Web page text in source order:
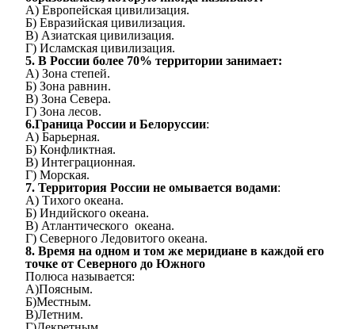
А) Европейская цивилизация.
Б) Евразийская цивилизация.
В) Азиатская цивилизация.
Г) Исламская цивилизация.
5. В России более 70% территории занимает:
А) Зона степей.
Б) Зона равнин.
В) Зона Севера.
Г) Зона лесов.
6.Граница России и Белоруссии:
А) Барьерная.
Б) Конфликтная.
В) Интеграционная.
Г) Морская.
7. Территория России не омывается водами:
А) Тихого океана.
Б) Индийского океана.
В) Атлантического океана.
Г) Северного Ледовитого океана.
8. Время на одном и том же меридиане в каждой его
точке от Северного до Южного
Полюса называется:
А)Поясным.
Б)Местным.
В)Летним.